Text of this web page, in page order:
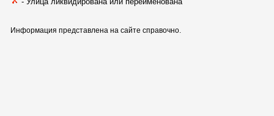
Информация представлена на сайте справочно.